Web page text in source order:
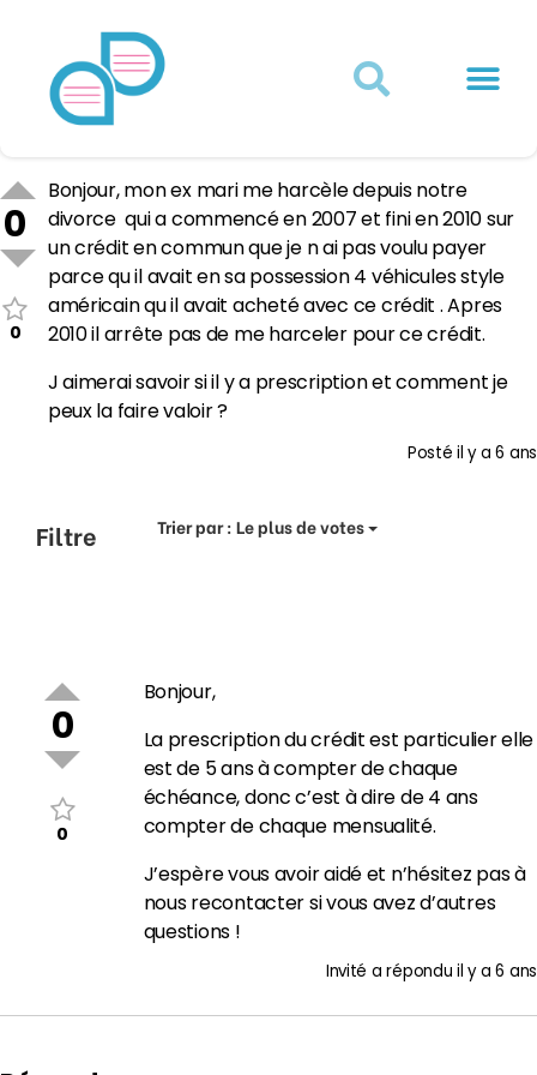
0
0
Bonjour, mon ex mari me harcèle depuis notre
divorce qui a commencé en 2007 et fini en 2010 sur
un crédit en commun que je n ai pas voulu payer
parce qu il avait en sa possession 4 véhicules style
américain qu il avait acheté avec ce crédit . Apres
2010 il arrête pas de me harceler pour ce crédit.
J aimerai savoir si il y a prescription et comment je
peux la faire valoir ?
Postéil y a 6 ans
Filtre Trier par :Le plus de votes
0
0
Bonjour,
La prescription du crédit est particulier elle
est de 5 ans à compter de chaque
échéance, donc c’est à dire de 4 ans
compter de chaque mensualité.
J’espère vous avoir aidé et n’hésitez pas à
nous recontacter si vous avez d’autres
questions !
Invité a réponduil y a 6 ans